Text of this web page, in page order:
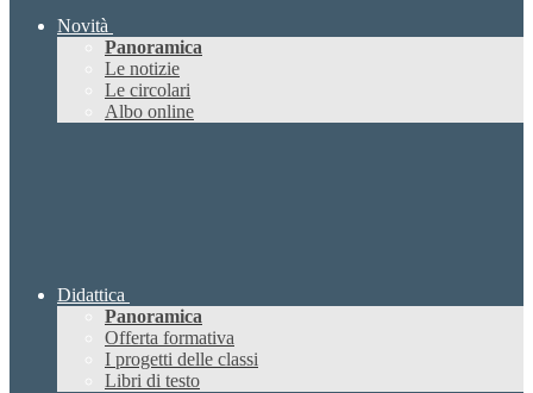
Novità
Panoramica
Le notizie
Le circolari
Albo online
Didattica
Panoramica
Offerta formativa
I progetti delle classi
Libri di testo